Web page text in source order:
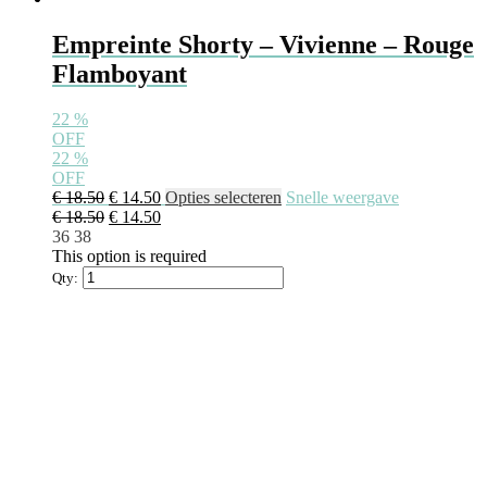
Empreinte Shorty – Vivienne – Rouge
Flamboyant
22 %
OFF
22 %
OFF
€18.50 Oorspronkelijke
prijs
€ 18.50.
€ 14.50Huidige
prijs
€ 14.50.
Opties selecteren Dit
Snelle weergave
€18.50 Oorspronkelijke
was:
€ 14.50Huidige
is:
36 38
This option is required
Qty: